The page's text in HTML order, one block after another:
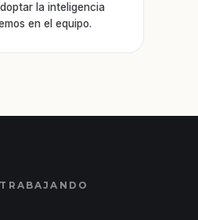
la inteligencia
en el equipo.